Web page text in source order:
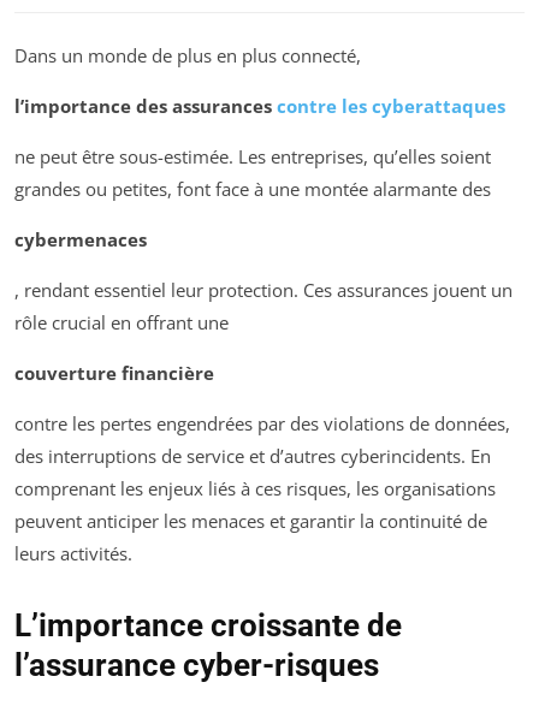
Dans un monde de plus en plus connecté,
l’importance des assurances contre les cyberattaques
ne peut être sous-estimée. Les entreprises, qu’elles soient
grandes ou petites, font face à une montée alarmante des
cybermenaces
, rendant essentiel leur protection. Ces assurances jouent un
rôle crucial en offrant une
couverture financière
contre les pertes engendrées par des violations de données,
des interruptions de service et d’autres cyberincidents. En
comprenant les enjeux liés à ces risques, les organisations
peuvent anticiper les menaces et garantir la continuité de
leurs activités.
L’importance croissante de
l’assurance cyber-risques